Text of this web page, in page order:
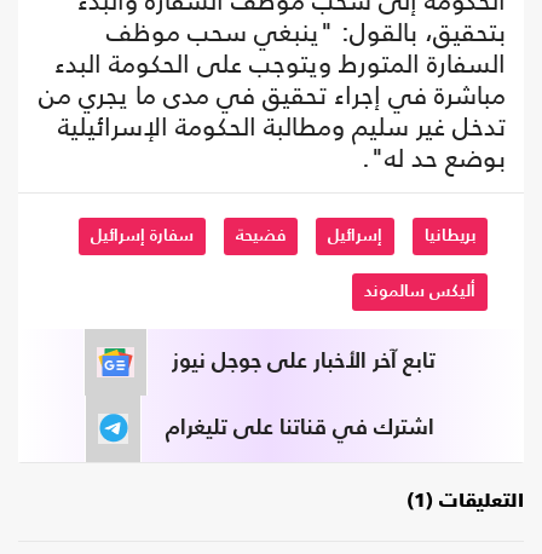
بتحقيق، بالقول: "ينبغي سحب موظف
السفارة المتورط ويتوجب على الحكومة البدء
مباشرة في إجراء تحقيق في مدى ما يجري من
تدخل غير سليم ومطالبة الحكومة الإسرائيلية
بوضع حد له".
بريطانيا إسرائيل فضيحة سفارة إسرائيل
أليكس سالموند
تابع آخر الأخبار على جوجل نيوز
اشترك في قناتنا على تليغرام
التعليقات (1)